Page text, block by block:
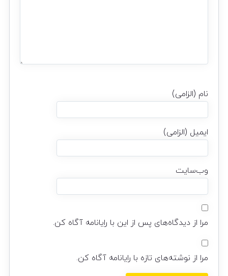
نام (الزامی)
ایمیل (الزامی)
وب‌سایت
مرا از دیدگاه‌های پس از این با رایانامه آگاه کن.
مرا از نوشته‌های تازه با رایانامه آگاه کن.